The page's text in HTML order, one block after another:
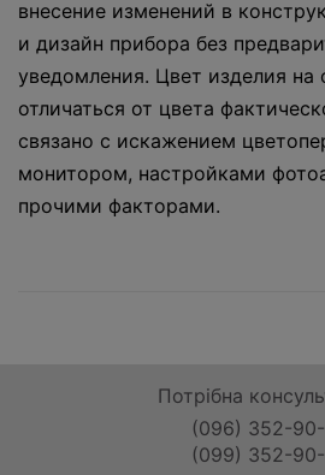
внесение изменений в
и дизайн прибора без
уведомления. Цвет изделия
отличаться от цвета
связано с искажением
монитором, настройками
прочими факторами.
Потрібна
(096) 352-
(099) 352-